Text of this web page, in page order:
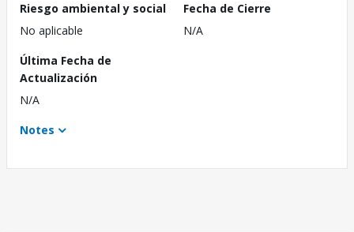
Riesgo ambiental y social
No aplicable
Fecha de Cierre
N/A
Última Fecha de
Actualización
N/A
Notes